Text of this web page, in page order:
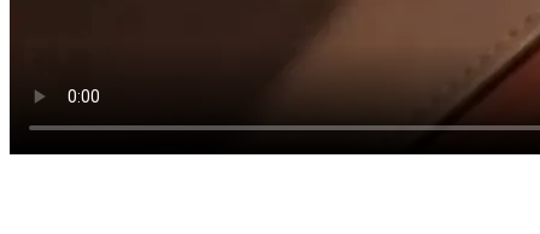
Click to unmute